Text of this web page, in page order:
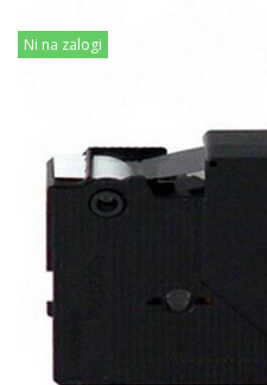
Ni na zalogi